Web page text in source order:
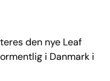
den nye Leaf
i Danmark i